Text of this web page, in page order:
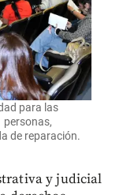
para las
personas,
de reparación.
y judicial